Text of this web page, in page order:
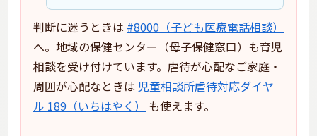
判断に迷うときは #8000（子ども医療電話相談）
へ。地域の保健センター（母子保健窓口）も育児
相談を受け付けています。虐待が心配なご家庭・
周囲が心配なときは 児童相談所虐待対応ダイヤ
ル 189（いちはやく）
も使えます。